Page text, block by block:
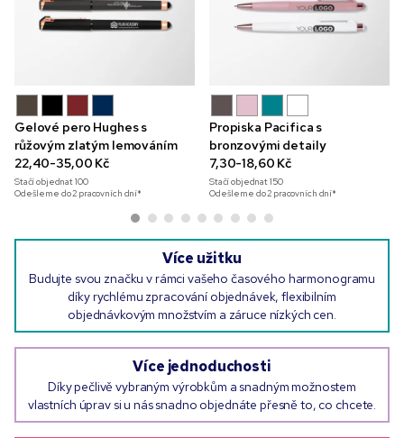
Gelové pero Hughes s
růžovým zlatým lemováním
22,40-35,00 Kč
Stačí objednat100
Odešleme do 2 pracovních dní*
Propiska Pacifica s
bronzovými detaily
7,30-18,60 Kč
Stačí objednat150
Odešleme do 2 pracovních dní*
Více užitku
Budujte svou značku v rámci vašeho časového harmonogramu
díky rychlému zpracování objednávek, flexibilním
objednávkovým množstvím a záruce nízkých cen.
Více jednoduchosti
Díky pečlivě vybraným výrobkům a snadným možnostem
vlastních úprav si u nás snadno objednáte přesně to, co chcete.